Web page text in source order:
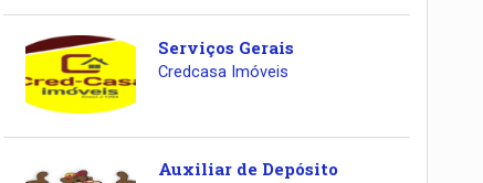
Serviços Gerais
Credcasa Imóveis
Auxiliar de Depósito